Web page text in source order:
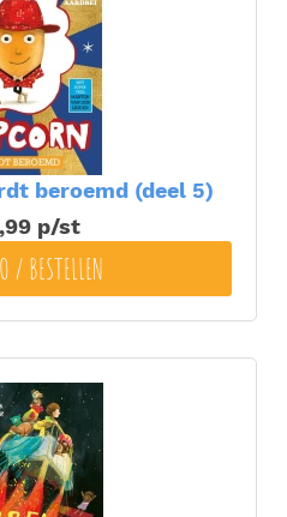
beroemd (deel 5)
p/st
/ BESTELLEN